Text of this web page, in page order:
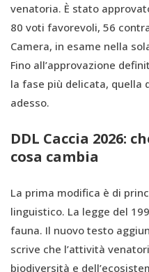
venatoria. È stato
80 voti favorevoli, 56
Camera, in esame nella
Fino all’approvazione
la fase più delicata, quella
adesso.
DDL Caccia 2026:
cosa cambia
La prima modifica è di
linguistico. La legge del
fauna. Il nuovo testo
scrive che l’attività
biodiversità e